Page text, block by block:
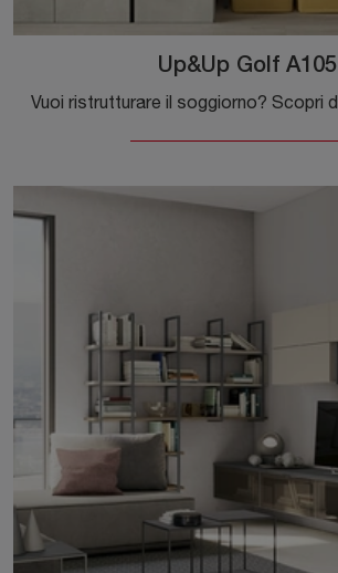
Up&Up Golf A105